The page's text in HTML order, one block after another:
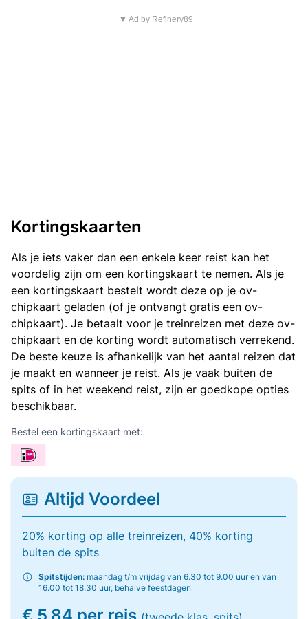
▼ Ad by Refinery89
Kortingskaarten
Als je iets vaker dan een enkele keer reist kan het
voordelig zijn om een kortingskaart te nemen. Als je
een kortingskaart bestelt wordt deze op je ov-
chipkaart geladen (of je ontvangt gratis een ov-
chipkaart). Je betaalt voor je treinreizen met deze ov-
chipkaart en de korting wordt automatisch verrekend.
De beste keuze is afhankelijk van het aantal reizen dat
je maakt en wanneer je reist. Als je vaak buiten de
spits of in het weekend reist, zijn er goedkope opties
beschikbaar.
Bestel een kortingskaart met:
Altijd Voordeel
20% korting op alle treinreizen, 40% korting
buiten de spits
Spitstijden: maandag t/m vrijdag van 6.30 tot 9.00 uur en van
16.00 tot 18.30 uur, behalve feestdagen